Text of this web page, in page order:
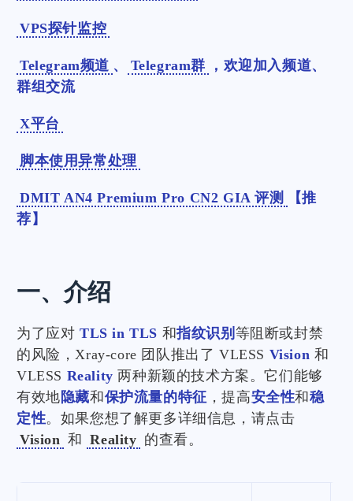
VPS探针监控
Telegram频道 、 Telegram群
，欢迎加入频道、
群组交流
X平台
脚本使用异常处理
DMIT AN4 Premium Pro CN2 GIA 评测
【推
荐】
一、介绍
为了应对 TLS in TLS 和指纹识别 等阻断或封禁
的风险，Xray-core 团队推出了 VLESS Vision 和
VLESS Reality 两种新颖的技术方案。它们能够
有效地 隐藏和保护流量的特征 ，提高安全性和稳
定性。如果您想了解更多详细信息，请点击
Vision 和 Reality 的查看。